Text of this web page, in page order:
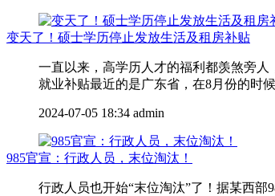
变天了！硕士学历停止发放生活及租房补贴
一直以来，高学历人才的福利都羡煞旁
就业补贴最近的是广东省，在8月份的时
2024-07-05 18:34 admin
985官宣：行政人员，末位淘汰！
行政人员也开始“末位淘汰”了！据某西